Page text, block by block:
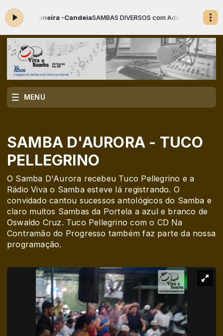
Maneira -Candeia SAMBAS DIVERSOS com Adamastor o Locutor das
MENU
SAMBA D'AURORA - TUCO
PELLEGRINO
O Samba D'Aurora recebeu Tuco Pellegrino e a
Rádio Viva o Samba esteve lá registrando. O
convidado cantou sucessos antológicos do Samba e
claro muitos Sambas da Portela a azul e branco de
Oswaldo Cruz. Tuco Pellegrino com o CD Na
Contramão do Progresso também faz parte da nossa
programação.